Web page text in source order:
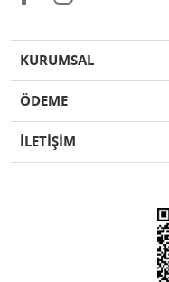
KURUMSAL
ÖDEME
İLETİŞİM